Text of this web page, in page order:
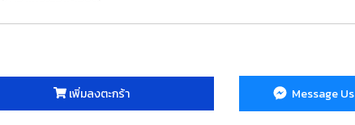
เพิ่มลงตะกร้า Message Us